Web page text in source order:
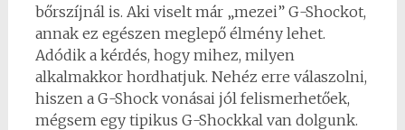
bőrszíjnál is. Aki viselt már „mezei” G-Shockot,
annak ez egészen meglepő élmény lehet.
Adódik a kérdés, hogy mihez, milyen
alkalmakkor hordhatjuk. Nehéz erre válaszolni,
hiszen a G-Shock vonásai jól felismerhetőek,
mégsem egy tipikus G-Shockkal van dolgunk.